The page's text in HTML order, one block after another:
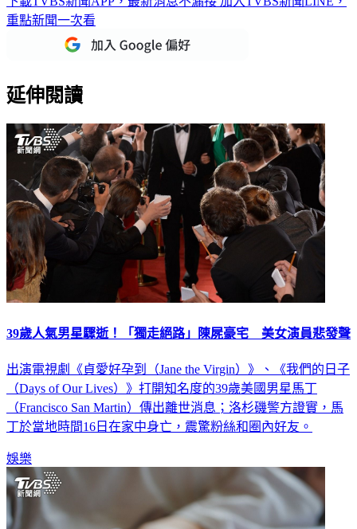
下載TVBS新聞APP，最新消息不漏接
重點新聞一次看
出演電視劇《貞愛好孕到（Jane the Virgin）》、《我們的日子
（Days of Our Lives）》打開知名度的39歲美國男星馬丁
（Francisco San Martin）傳出離世消息；洛杉磯警方證實，馬
娛樂